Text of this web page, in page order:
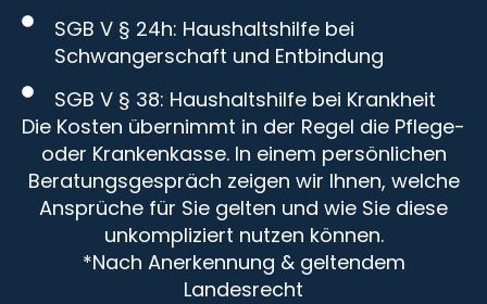
SGB V § 24h: Haushaltshilfe bei
Schwangerschaft und Entbindung
SGB V § 38: Haushaltshilfe bei Krankheit
Die Kosten übernimmt in der Regel die Pflege-
oder Krankenkasse. In einem persönlichen
Beratungsgespräch zeigen wir Ihnen, welche
Ansprüche für Sie gelten und wie Sie diese
unkompliziert nutzen können.
*Nach Anerkennung & geltendem
Landesrecht